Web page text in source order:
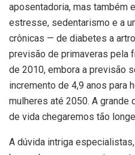
aposentadoria, mas também
estresse, sedentarismo e a
crônicas — de diabetes a
previsão de primaveras pela
de 2010, embora a previsão
incremento de 4,9 anos para
mulheres até 2050. A grande
de vida chegaremos tão
A dúvida intriga